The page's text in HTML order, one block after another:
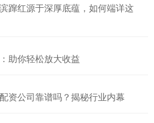
蹿红源于深厚底蕴，如何端详这
助你轻松放大收益
资公司靠谱吗？揭秘行业内幕